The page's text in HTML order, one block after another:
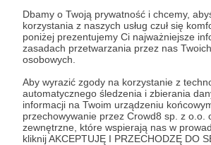
Dbamy o Twoją prywatność i chcemy,
korzystania z naszych usług czuł się
poniżej prezentujemy Ci najważniejsze
zasadach przetwarzania przez nas
osobowych.
Aby wyrazić zgody na korzystanie z
automatycznego śledzenia i zbierania
informacji na Twoim urządzeniu
przechowywanie przez Crowd8 sp. z o.o.
zewnętrzne, które wspierają nas w
kliknij AKCEPTUJĘ I PRZECHODZĘ DO
social mediach.
Patroni: 1
100 zł miesięcznie